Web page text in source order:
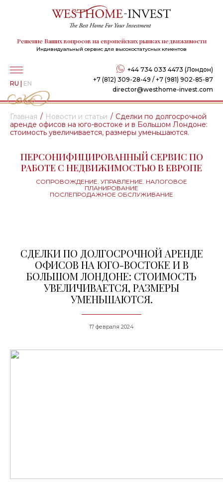
Решение Ваших вопросов на европейских рынках недвижимости
Индивидуальный сервис для высокостатусных клиентов
+44 734 033 4473 (Лондон)
+7 (812) 309-28-49 / +7 (981) 902-85-87
director@westhome-invest.com
RU | EN
Главная Новости и статьи
Сделки по долгосрочной
аренде офисов на юго-востоке и в Большом Лондоне:
стоимость увеличивается, размеры уменьшаются.
ПЕРСОНИФИЦИРОВАННЫЙ СЕРВИС ПО
РАБОТЕ С НЕДВИЖИМОСТЬЮ В ЕВРОПЕ
СОПРОВОЖДЕНИЕ. УПРАВЛЕНИЕ. НАЛОГОВОЕ
ПЛАНИРОВАНИЕ
ПОСЛЕПРОДАЖНОЕ ОБСЛУЖИВАНИЕ
СДЕЛКИ ПО ДОЛГОСРОЧНОЙ АРЕНДЕ
ОФИСОВ НА ЮГО-ВОСТОКЕ И В
БОЛЬШОМ ЛОНДОНЕ: СТОИМОСТЬ
УВЕЛИЧИВАЕТСЯ, РАЗМЕРЫ
УМЕНЬШАЮТСЯ.
17 февраля 2024